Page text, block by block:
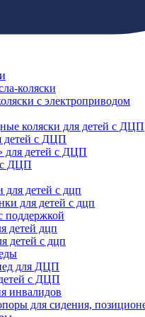
коляски
с электроприводом
коляски для детей с ДЦП
детей с ДЦП
для детей с ДЦП
с ДЦП
для детей с дцп
для детей с дцп
поддержкой
детей дцп
детей с дцп
для ДЦП
с ДЦП
инвалидов
для сидения,